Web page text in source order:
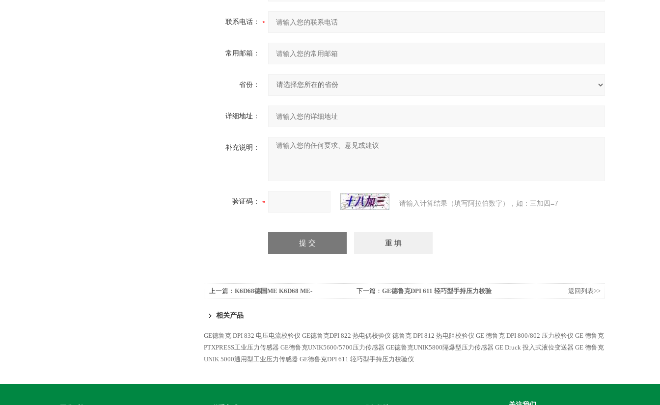
联系电话：
常用邮箱：
省份：
详细地址：
补充说明：
验证码： 请输入计算结果（填写阿拉伯数字），如：三加四=7
上一篇： K6D68德国ME K6D68 ME-
下一篇： GE德鲁克DPI 611 轻巧型手持压力校验
返回列表>>
相关产品
GE德鲁克 DPI 832 电压电流校验仪 GE德鲁克DPI 822 热电偶校验仪 德鲁克 DPI 812 热电阻校验仪 GE 德鲁克 DPI 800/802 压力校验仪 GE 德鲁克
PTXPRESS工业压力传感器 GE德鲁克UNIK5600/5700压力传感器 GE德鲁克UNIK5800隔爆型压力传感器 GE Druck 投入式液位变送器 GE 德鲁克
UNIK 5000通用型工业压力传感器 GE德鲁克DPI 611 轻巧型手持压力校验仪